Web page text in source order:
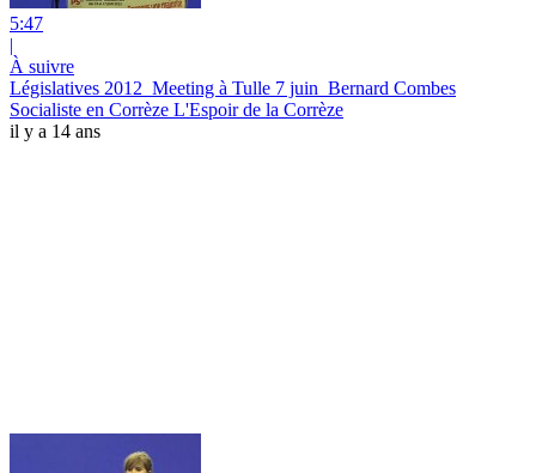
5:47
|
À suivre
Législatives 2012_Meeting à Tulle 7 juin_Bernard Combes
Socialiste en Corrèze L'Espoir de la Corrèze
il y a 14 ans